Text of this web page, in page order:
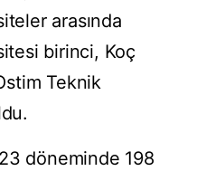
arasında
birinci, Koç
Teknik
döneminde 198